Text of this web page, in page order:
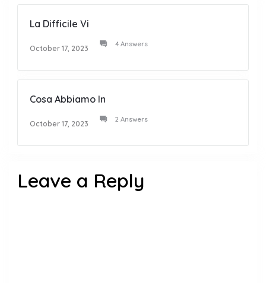
La Difficile Vi
October 17, 2023 4 Answers
Cosa Abbiamo In
October 17, 2023 2 Answers
Leave a Reply